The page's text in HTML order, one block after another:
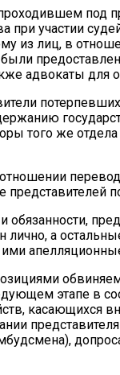
под
при участии
из лиц, в
адвокаты для
того же
представителей
лично, а
этапе в
касающихся